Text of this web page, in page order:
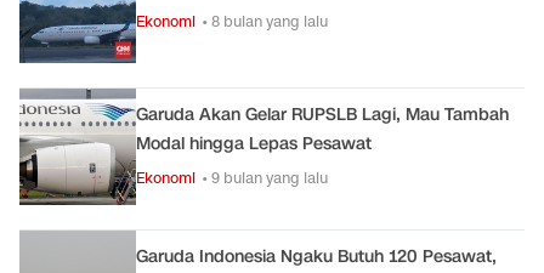
Ekonomi • 8 bulan yang lalu
Garuda Akan Gelar RUPSLB Lagi, Mau Tambah
Modal hingga Lepas Pesawat
Ekonomi • 9 bulan yang lalu
Garuda Indonesia Ngaku Butuh 120 Pesawat,